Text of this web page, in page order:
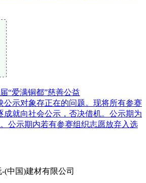
“爱满铜都”慈善公益
公示对象存正在的问题。现将所有参赛
成就向社会公示，否决借机。公示期为
公示期内若有参赛组织志愿放弃入选
(中国)建材有限公司